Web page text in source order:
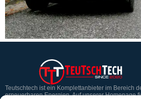
Teutschtech ist ein Komplettanbieter im Bereich
erneuerbaren Energien. Auf unserer Homepage